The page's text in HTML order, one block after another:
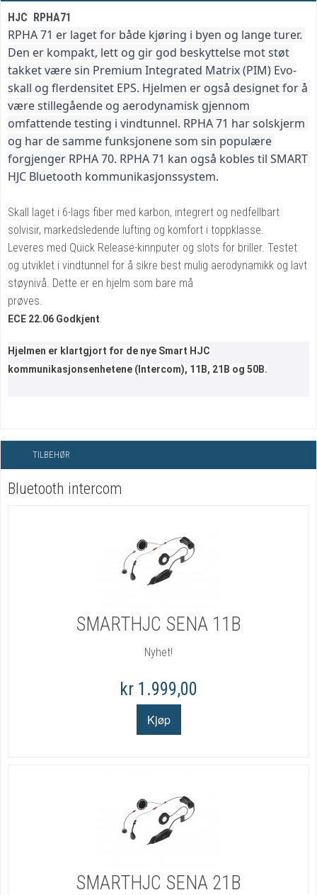
HJC RPHA71
RPHA 71 er laget for både kjøring i byen og lange turer.
Den er kompakt, lett og gir god beskyttelse mot støt
takket være sin Premium Integrated Matrix (PIM) Evo-
skall og flerdensitet EPS. Hjelmen er også designet for å
være stillegående og aerodynamisk gjennom
omfattende testing i vindtunnel. RPHA 71 har solskjerm
og har de samme funksjonene som sin populære
forgjenger RPHA 70. RPHA 71 kan også kobles til SMART
HJC Bluetooth kommunikasjonssystem.
Skall laget i 6-lags fiber med karbon, integrert og nedfellbart
solvisir, markedsledende lufting og komfort i toppklasse.
Leveres med Quick Release-kinnputer og slots for briller. Testet
og utviklet i vindtunnel for å sikre best mulig aerodynamikk og lavt
støynivå. Dette er en hjelm som bare må
prøves.
ECE 22.06 Godkjent
Hjelmen er klartgjort for de nye Smart HJC
kommunikasjonsenhetene (Intercom), 11B, 21B og 50B.
TILBEHØR
Bluetooth intercom
SMARTHJC SENA 11B
Nyhet!
kr 1.999,00
SMARTHJC SENA 21B